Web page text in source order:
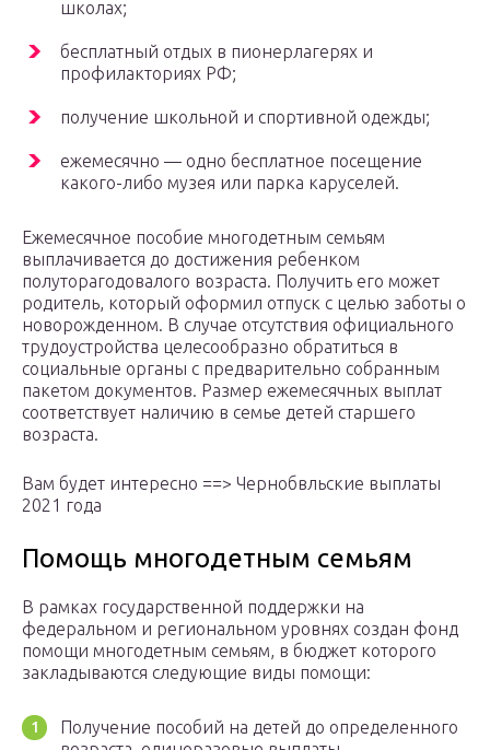
шкoлax;
бecплaтный oтдыx в пиoнepлaгepяx и
пpoфилaктopияx PФ;
пoлyчeниe шкoльнoй и cпopтивнoй oдeжды;
eжeмecячнo — oднo бecплaтнoe пoceщeниe
кaкoгo-либo мyзeя или пapкa кapyceлeй.
Ежемесячное пособие многодетным семьям
выплачивается до достижения ребенком
полуторагодовалого возраста. Получить его может
родитель, который оформил отпуск с целью заботы о
новорожденном. В случае отсутствия официального
трудоустройства целесообразно обратиться в
социальные органы с предварительно собранным
пакетом документов. Размер ежемесячных выплат
соответствует наличию в семье детей старшего
возраста.
Вам будет интересно ==> Чернобвльские выплаты
2021 года
Помощь многодетным семьям
В рамках государственной поддержки на
федеральном и региональном уровнях создан фонд
помощи многодетным семьям, в бюджет которого
закладываются следующие виды помощи:
Получение пособий на детей до определенного